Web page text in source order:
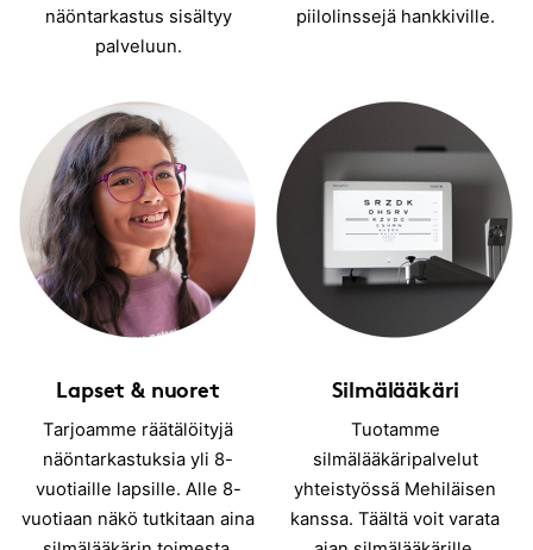
näöntarkastus sisältyy
palveluun.
piilolinssejä hankkiville.
Lapset & nuoret
Tarjoamme räätälöityjä
näöntarkastuksia yli 8-
vuotiaille lapsille. Alle 8-
vuotiaan näkö tutkitaan aina
Silmälääkäri
Tuotamme
silmälääkäripalvelut
yhteistyössä Mehiläisen
kanssa. Täältä voit varata